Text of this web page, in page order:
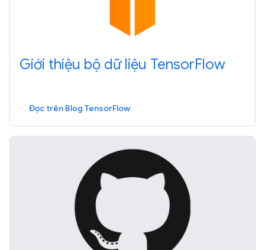
Giới thiệu bộ dữ liệu TensorFlow
Đọc trên Blog TensorFlow